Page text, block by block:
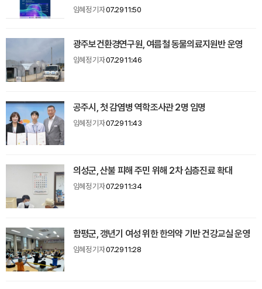
임혜정 기자07.29 11:50
광주보건환경연구원, 여름철 동물의료지원반 운영
임혜정 기자07.29 11:46
공주시, 첫 감염병 역학조사관 2명 임명
임혜정 기자07.29 11:43
의성군, 산불 피해 주민 위해 2차 심층진료 확대
임혜정 기자07.29 11:34
함평군, 갱년기 여성 위한 한의약 기반 건강교실 운영
임혜정 기자07.29 11:28